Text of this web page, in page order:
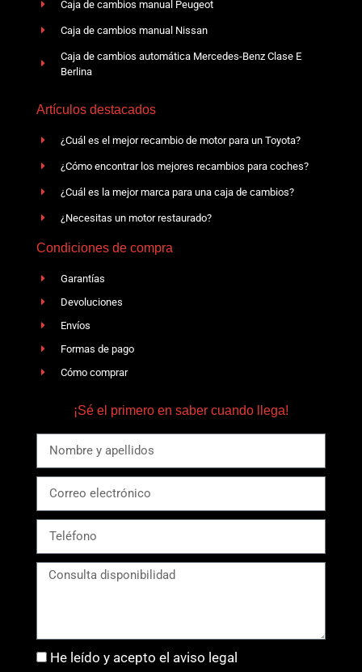
Caja de cambios manual Peugeot
Caja de cambios manual Nissan
Caja de cambios automática Mercedes-Benz Clase E
Berlina
Artículos destacados
¿Cuál es el mejor recambio de motor para un Toyota?
¿Cómo encontrar los mejores recambios para coches?
¿Cuál es la mejor marca para una caja de cambios?
¿Necesitas un motor restaurado?
Condiciones de compra
Garantías
Devoluciones
Envíos
Formas de pago
Cómo comprar
¡Sé el primero en saber cuando llega!
He leído y acepto el aviso legal